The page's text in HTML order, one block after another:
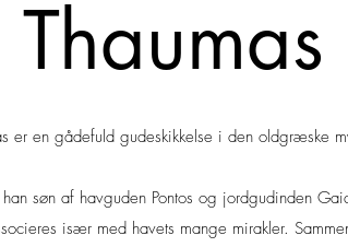
Thaumas
er en gådefuld gudeskikkelse i den oldgræske
søn af havguden Pontos og jordgudinden
især med havets mange mirakler.